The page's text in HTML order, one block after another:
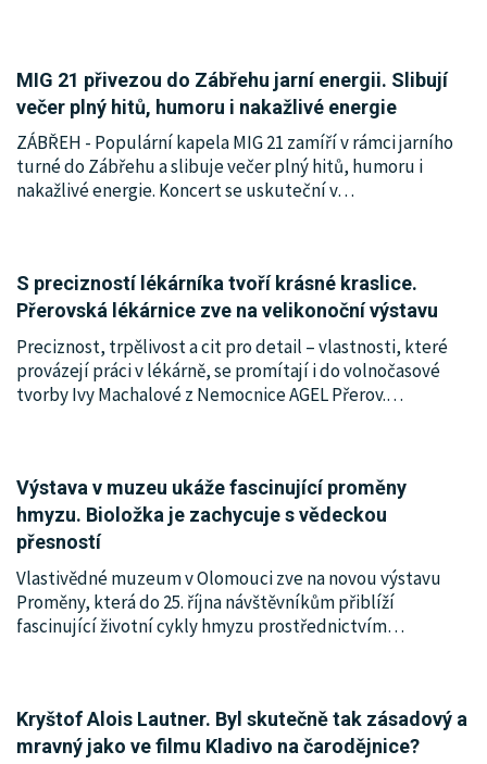
MIG 21 přivezou do Zábřehu jarní energii. Slibují
večer plný hitů, humoru i nakažlivé energie
ZÁBŘEH - Populární kapela MIG 21 zamíří v rámci jarního
turné do Zábřehu a slibuje večer plný hitů, humoru i
nakažlivé energie. Koncert se uskuteční v…
S precizností lékárníka tvoří krásné kraslice.
Přerovská lékárnice zve na velikonoční výstavu
Preciznost, trpělivost a cit pro detail – vlastnosti, které
provázejí práci v lékárně, se promítají i do volnočasové
tvorby Ivy Machalové z Nemocnice AGEL Přerov.…
Výstava v muzeu ukáže fascinující proměny
hmyzu. Bioložka je zachycuje s vědeckou
přesností
Vlastivědné muzeum v Olomouci zve na novou výstavu
Proměny, která do 25. října návštěvníkům přiblíží
fascinující životní cykly hmyzu prostřednictvím…
Kryštof Alois Lautner. Byl skutečně tak zásadový a
mravný jako ve filmu Kladivo na čarodějnice?